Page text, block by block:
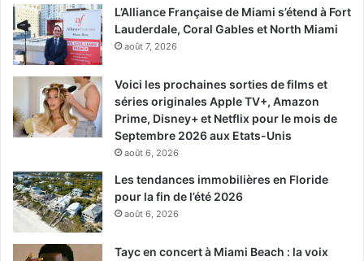
L’Alliance Française de Miami s’étend à Fort
Lauderdale, Coral Gables et North Miami
août 7, 2026
Voici les prochaines sorties de films et
séries originales Apple TV+, Amazon
Prime, Disney+ et Netflix pour le mois de
Septembre 2026 aux Etats-Unis
août 6, 2026
Les tendances immobilières en Floride
pour la fin de l’été 2026
août 6, 2026
Tayc en concert à Miami Beach : la voix